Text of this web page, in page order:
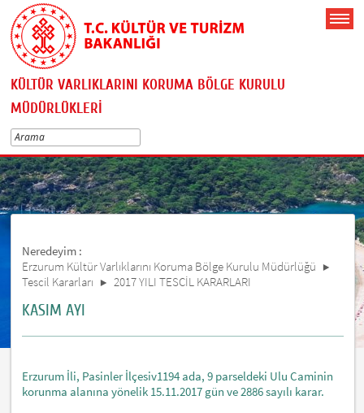
KÜLTÜR VARLIKLARINI KORUMA BÖLGE KURULU
MÜDÜRLÜKLERİ
Neredeyim :
Erzurum Kültür Varlıklarını Koruma Bölge Kurulu Müdürlüğü
Tescil Kararları
2017 YILI TESCİL KARARLARI
KASIM AYI
Erzurum İli, Pasinler İlçesiv1194 ada, 9 parseldeki Ulu Caminin
korunma alanına yönelik 15.11.2017 gün ve 2886 sayılı karar.